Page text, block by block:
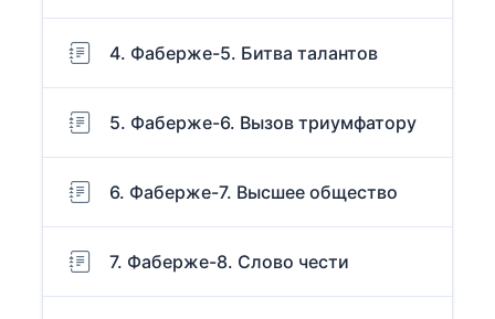
4. Фаберже-5. Битва талантов
5. Фаберже-6. Вызов триумфатору
6. Фаберже-7. Высшее общество
7. Фаберже-8. Слово чести